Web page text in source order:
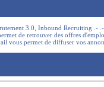
3.0, Inbound Recruiting .-
de retrouver des offres
vous permet de diffuser vos